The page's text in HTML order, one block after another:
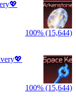
100% (15,644)
100% (15,644)